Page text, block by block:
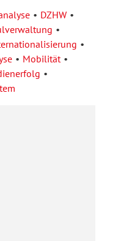
DZHW
Mobilität